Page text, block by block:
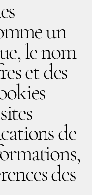
un
le nom
et des
de
des